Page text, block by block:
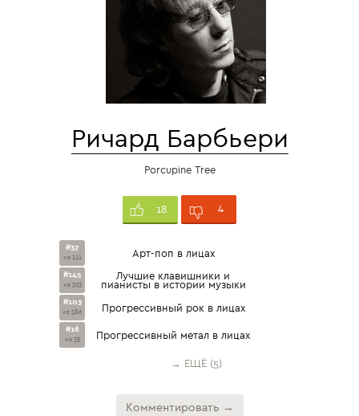
Ричард Барбьери
Porcupine Tree
18 4
#37
из 111 Арт-поп в лицах
#145
из 323
Лучшие клавишники и
пианисты в истории музыки
#103
из 386 Прогрессивный рок в лицах
#16
из 35 Прогрессивный метал в лицах
→ ЕЩЁ (5)
Комментировать →